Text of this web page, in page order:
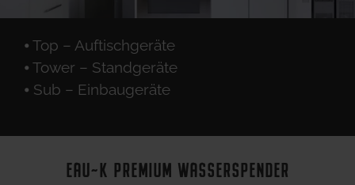
⦁ Top – Auftischgeräte
⦁ Tower – Standgeräte
⦁ Sub – Einbaugeräte
EAU~K PREMIUM WASSERSPENDER